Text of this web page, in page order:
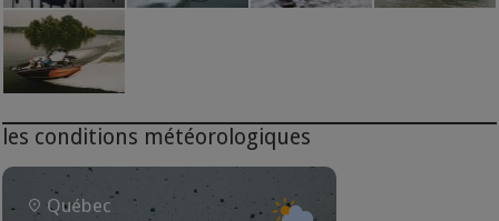
les conditions météorologiques
Québec